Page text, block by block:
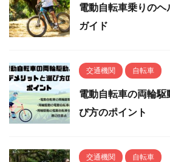
電動自転車乗りの
ガイド
交通機関 自転車
電動自転車の両輪
び方のポイント
交通機関 自転車